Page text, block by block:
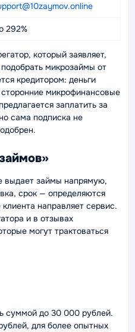
292%
который заявляет,
микрозаймы от
кредитором: деньги
микрофинансовые
заплатить за
сама подписка не
выдает займы напрямую,
срок — определяются
направляет сервис.
и в отзывах
могут трактоваться
суммой до 30 000 рублей.
для более опытных